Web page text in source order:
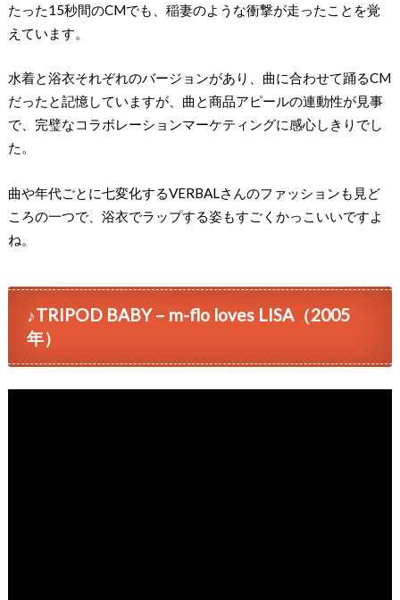
たった15秒間のCMでも、稲妻のような衝撃が走ったことを覚
えています。
水着と浴衣それぞれのバージョンがあり、曲に合わせて踊るCM
だったと記憶していますが、曲と商品アピールの連動性が見事
で、完璧なコラボレーションマーケティングに感心しきりでし
た。
曲や年代ごとに七変化するVERBALさんのファッションも見ど
ころの一つで、浴衣でラップする姿もすごくかっこいいですよ
ね。
♪TRIPOD BABY – m-flo loves LISA（2005
年）